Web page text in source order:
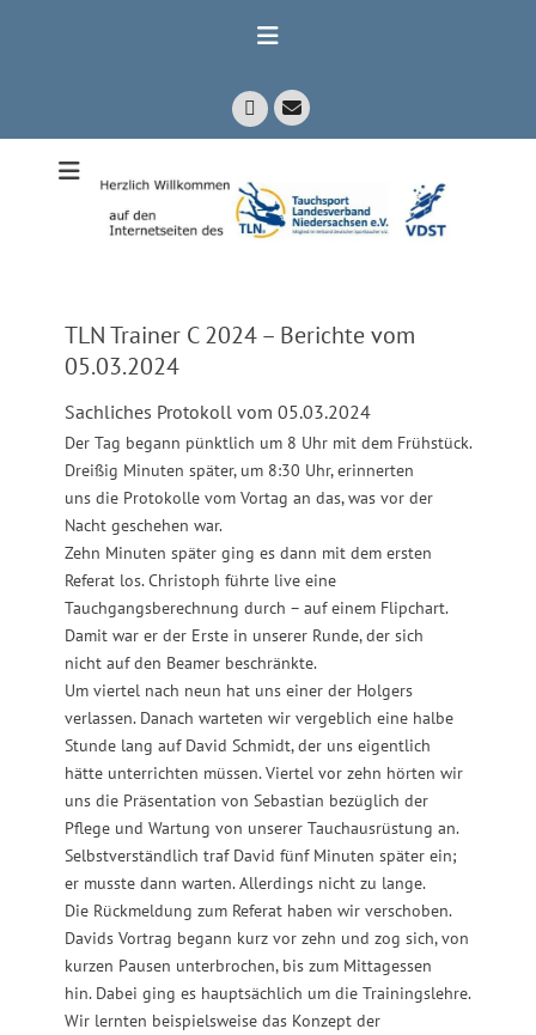
Facebook
E-
Mail
Tauchsport
Landesverband
TLN Trainer C 2024 – Berichte vom
05.03.2024
Sachliches Protokoll vom 05.03.2024
Der Tag begann pünktlich um 8 Uhr mit dem Frühstück.
Dreißig Minuten später, um 8:30 Uhr, erinnerten
uns die Protokolle vom Vortag an das, was vor der
Nacht geschehen war.
Zehn Minuten später ging es dann mit dem ersten
Referat los. Christoph führte live eine
Tauchgangsberechnung durch – auf einem Flipchart.
Damit war er der Erste in unserer Runde, der sich
nicht auf den Beamer beschränkte.
Um viertel nach neun hat uns einer der Holgers
verlassen. Danach warteten wir vergeblich eine halbe
Stunde lang auf David Schmidt, der uns eigentlich
hätte unterrichten müssen. Viertel vor zehn hörten wir
uns die Präsentation von Sebastian bezüglich der
Pflege und Wartung von unserer Tauchausrüstung an.
Selbstverständlich traf David fünf Minuten später ein;
er musste dann warten. Allerdings nicht zu lange.
Die Rückmeldung zum Referat haben wir verschoben.
Davids Vortrag begann kurz vor zehn und zog sich, von
kurzen Pausen unterbrochen, bis zum Mittagessen
hin. Dabei ging es hauptsächlich um die Trainingslehre.
Wir lernten beispielsweise das Konzept der